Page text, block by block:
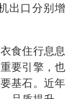
出口分别增
食住行息息
要引擎，也
基石。近年